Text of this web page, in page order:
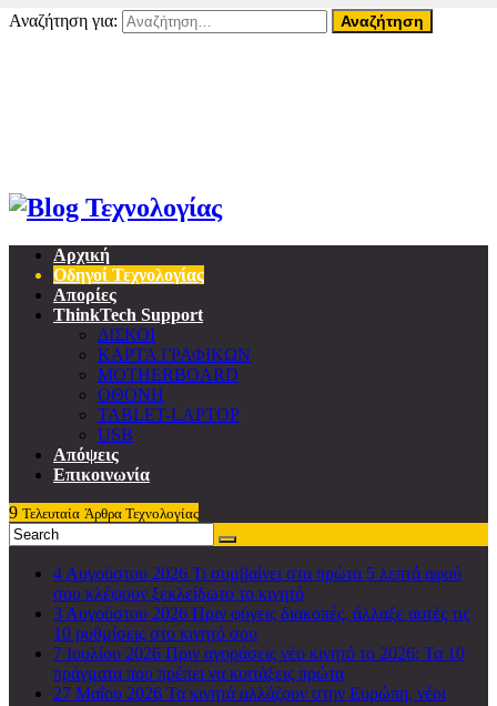
Αναζήτηση για:
Αρχική
Οδηγοί Τεχνολογίας
Απορίες
ThinkTech Support
ΔΙΣΚΟΙ
ΚΑΡΤΑ ΓΡΑΦΙΚΩΝ
MOTHERBOARD
ΟΘΟΝΗ
TABLET-LAPTOP
USB
Απόψεις
Επικοινωνία
9 Τελευταία Άρθρα Τεχνολογίας
4 Αυγούστου 2026 Τι συμβαίνει στα πρώτα 5 λεπτά αφού
σου κλέψουν ξεκλείδωτο το κινητό
3 Αυγούστου 2026 Πριν φύγεις διακοπές, άλλαξε αυτές τις
10 ρυθμίσεις στο κινητό σου
7 Ιουλίου 2026 Πριν αγοράσεις νέο κινητό το 2026: Τα 10
πράγματα που πρέπει να κοιτάξεις πρώτα
27 Μαΐου 2026 Τα κινητά αλλάζουν στην Ευρώπη, νέοι